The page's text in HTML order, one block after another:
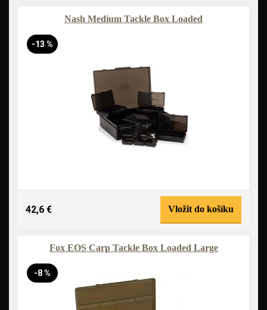
Nash Medium Tackle Box Loaded
-13 %
42,6 € Vložit do košíku
Fox EOS Carp Tackle Box Loaded Large
-8 %